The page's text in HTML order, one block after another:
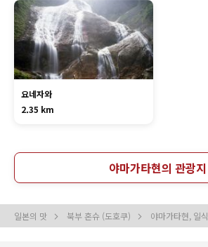
요네자와
2.35 km
야마가타현의 관광지
일본의 맛 북부 혼슈 (도호쿠) 야마가타현, 일식